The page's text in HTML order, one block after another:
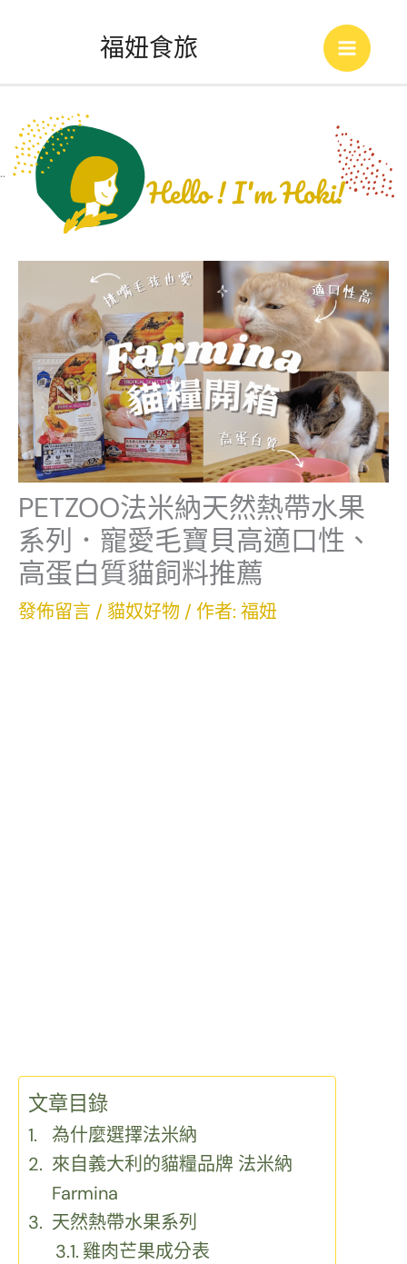
內
福妞食旅
Main
Menu
..
PETZOO法米納天然熱帶水果
系列．寵愛毛寶貝高適口性、
高蛋白質貓飼料推薦
發佈留言 / 貓奴好物 / 作者: 福妞
文章目錄
為什麼選擇法米納
來自義大利的貓糧品牌 法米納
Farmina
天然熱帶水果系列
雞肉芒果成分表